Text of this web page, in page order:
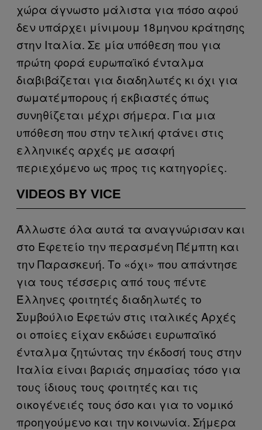
χώρα άγνωστο μάλιστα για πόσο αφού
δεν υπάρχει μίνιμουμ 18μηνου κράτησης
στην Ιταλία. Σε μία υπόθεση που για
πρώτη φορά ευρωπαϊκό ένταλμα
διαβιβάζεται για διαδηλωτές κι όχι για
σωματέμπορους ή εκβιαστές όπως
συνηθίζεται μέχρι σήμερα. Για μια
υπόθεση που στην τελική φτάνει στις
ελληνικές αρχές με ασαφή
περιεχόμενο ως προς τις κατηγορίες.
VIDEOS BY VICE
Άλλωστε όλα αυτά τα αναγνώρισαν και
στο Εφετείο την περασμένη Πέμπτη και
την Παρασκευή. Το «όχι» που απάντησε
για τους τέσσερις από τους πέντε
Έλληνες φοιτητές διαδηλωτές το
Συμβούλιο Εφετών στις ιταλικές Αρχές
οι οποίες είχαν εκδώσει ευρωπαϊκό
ένταλμα ζητώντας την έκδοσή τους στην
Ιταλία είναι βαριάς σημασίας τόσο για
τους ίδιους τους φοιτητές και τις
οικογένειές τους όσο και για το νομικό
προηγούμενο και την κοινωνία. Σήμερα